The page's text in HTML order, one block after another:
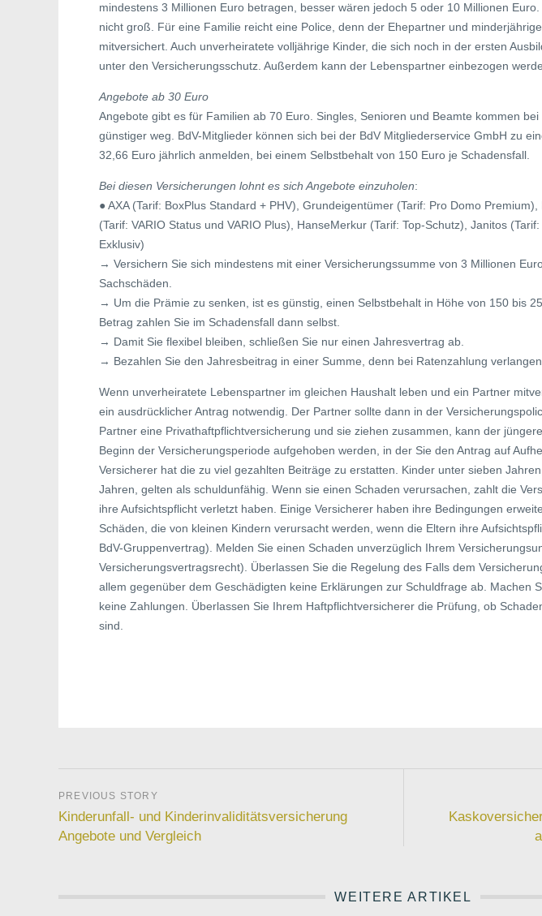
mindestens 3 Millionen Euro betragen, besser wären jedoch 5 oder 10 Millionen
nicht groß. Für eine Familie reicht eine Police, denn der Ehepartner und
mitversichert. Auch unverheiratete volljährige Kinder, die sich noch in der ersten
unter den Versicherungsschutz. Außerdem kann der Lebenspartner einbezogen
Angebote ab 30 Euro
Angebote gibt es für Familien ab 70 Euro. Singles, Senioren und Beamte kommen
günstiger weg. BdV-Mitglieder können sich bei der BdV Mitgliederservice GmbH zu
32,66 Euro jährlich anmelden, bei einem Selbstbehalt von 150 Euro je Schadensfall.
Bei diesen Versicherungen lohnt es sich Angebote einzuholen:
● AXA (Tarif: BoxPlus Standard + PHV), Grundeigentümer (Tarif: Pro Domo
(Tarif: VARIO Status und VARIO Plus), HanseMerkur (Tarif: Top-Schutz), Janitos
Exklusiv)
→ Versichern Sie sich mindestens mit einer Versicherungssumme von 3 Millionen
Sachschäden.
→ Um die Prämie zu senken, ist es günstig, einen Selbstbehalt in Höhe von 150 bis
Betrag zahlen Sie im Schadensfall dann selbst.
→ Damit Sie flexibel bleiben, schließen Sie nur einen Jahresvertrag ab.
→ Bezahlen Sie den Jahresbeitrag in einer Summe, denn bei Ratenzahlung
Wenn unverheiratete Lebenspartner im gleichen Haushalt leben und ein Partner
ein ausdrücklicher Antrag notwendig. Der Partner sollte dann in der
Partner eine Privathaftpflichtversicherung und sie ziehen zusammen, kann der
Beginn der Versicherungsperiode aufgehoben werden, in der Sie den Antrag auf
Versicherer hat die zu viel gezahlten Beiträge zu erstatten. Kinder unter sieben
Jahren, gelten als schuldunfähig. Wenn sie einen Schaden verursachen, zahlt die
ihre Aufsichtspflicht verletzt haben. Einige Versicherer haben ihre Bedingungen
Schäden, die von kleinen Kindern verursacht werden, wenn die Eltern ihre
BdV-Gruppenvertrag). Melden Sie einen Schaden unverzüglich Ihrem
Versicherungsvertragsrecht). Überlassen Sie die Regelung des Falls dem
allem gegenüber dem Geschädigten keine Erklärungen zur Schuldfrage ab. Machen
keine Zahlungen. Überlassen Sie Ihrem Haftpflichtversicherer die Prüfung, ob
sind.
Kinderunfall- und Kinderinvaliditätsversicherung
Angebote und Vergleich
WEITERE ARTIKEL